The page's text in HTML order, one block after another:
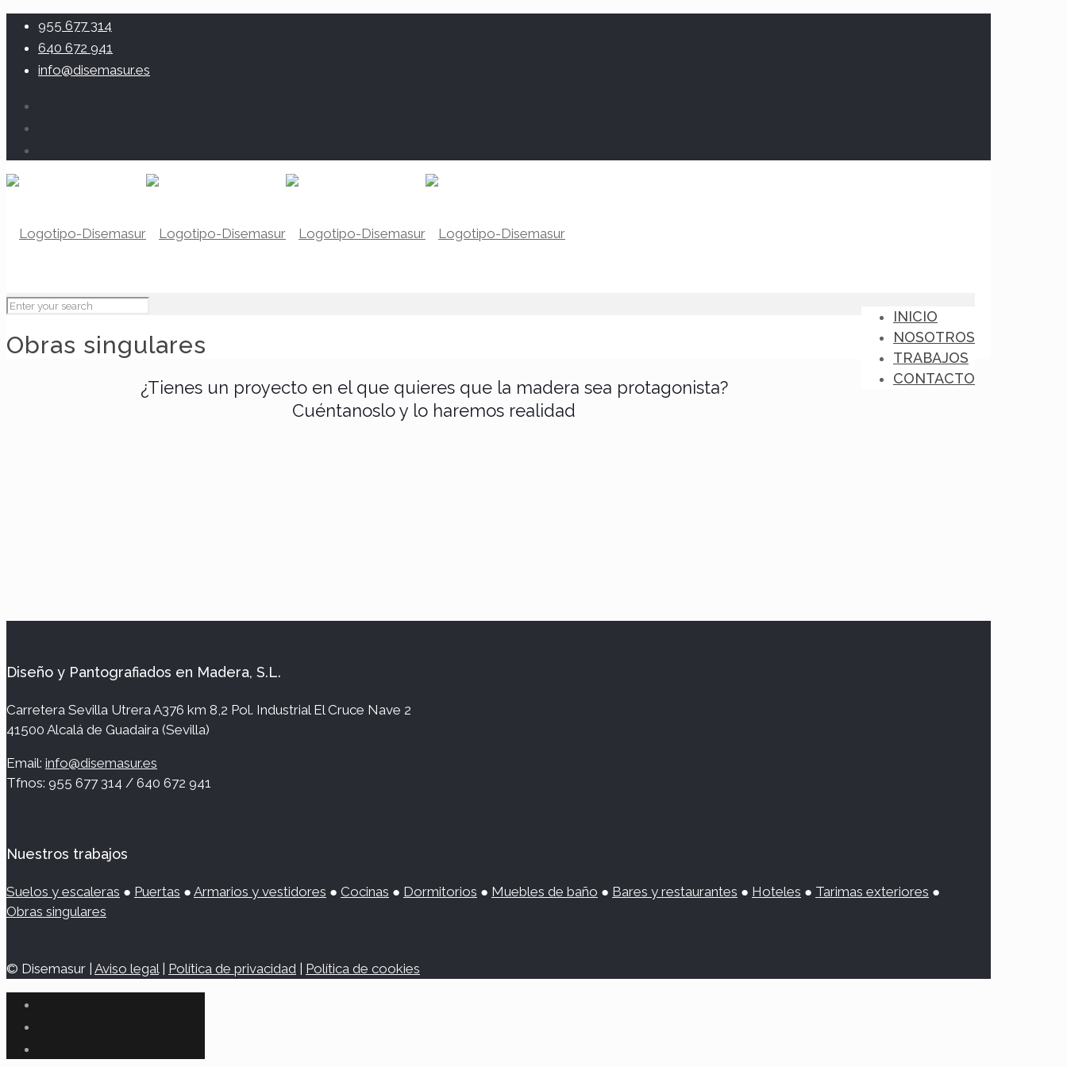
955 677 314
640 672 941
info@disemasur.es
INICIO
NOSOTROS
TRABAJOS
CONTACTO
Obras singulares
¿Tienes un proyecto en el que quieres que la madera sea protagonista?
Cuéntanoslo y lo haremos realidad
Diseño y Pantografiados en Madera, S.L.
Carretera Sevilla Utrera A376 km 8,2 Pol. Industrial El Cruce Nave 2
41500 Alcalá de Guadaira (Sevilla)
Email: info@disemasur.es
Tfnos: 955 677 314 / 640 672 941
Nuestros trabajos
Suelos y escaleras ● Puertas ● Armarios y vestidores ● Cocinas ● Dormitorios ● Muebles de baño ● Bares y restaurantes ● Hoteles ● Tarimas exteriores ●
Obras singulares
© Disemasur | Aviso legal | Política de privacidad | Política de cookies